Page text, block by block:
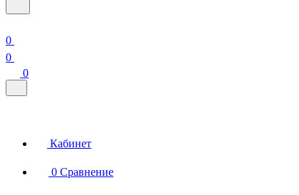
0
0
0
Кабинет
0 Сравнение